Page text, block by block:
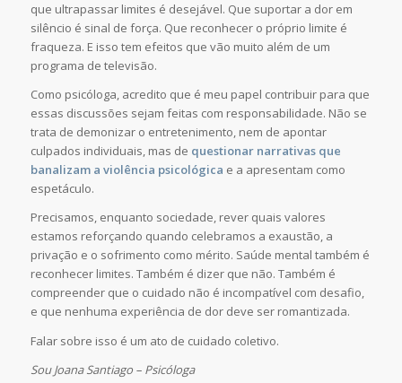
que ultrapassar limites é desejável. Que suportar a dor em
silêncio é sinal de força. Que reconhecer o próprio limite é
fraqueza. E isso tem efeitos que vão muito além de um
programa de televisão.
Como psicóloga, acredito que é meu papel contribuir para que
essas discussões sejam feitas com responsabilidade. Não se
trata de demonizar o entretenimento, nem de apontar
culpados individuais, mas de questionar narrativas que
banalizam a violência psicológica e a apresentam como
espetáculo.
Precisamos, enquanto sociedade, rever quais valores
estamos reforçando quando celebramos a exaustão, a
privação e o sofrimento como mérito. Saúde mental também é
reconhecer limites. Também é dizer que não. Também é
compreender que o cuidado não é incompatível com desafio,
e que nenhuma experiência de dor deve ser romantizada.
Falar sobre isso é um ato de cuidado coletivo.
Sou Joana Santiago – Psicóloga